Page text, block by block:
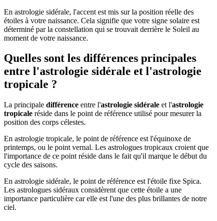
En astrologie sidérale, l'accent est mis sur la position réelle des
étoiles à votre naissance. Cela signifie que votre signe solaire est
déterminé par la constellation qui se trouvait derrière le Soleil au
moment de votre naissance.
Quelles sont les différences principales
entre l'astrologie sidérale et l'astrologie
tropicale ?
La principale différence entre l'astrologie sidérale et l'astrologie
tropicale réside dans le point de référence utilisé pour mesurer la
position des corps célestes.
En astrologie tropicale, le point de référence est l'équinoxe de
printemps, ou le point vernal. Les astrologues tropicaux croient que
l'importance de ce point réside dans le fait qu'il marque le début du
cycle des saisons.
En astrologie sidérale, le point de référence est l'étoile fixe Spica.
Les astrologues sidéraux considèrent que cette étoile a une
importance particulière car elle est l'une des plus brillantes de notre
ciel.